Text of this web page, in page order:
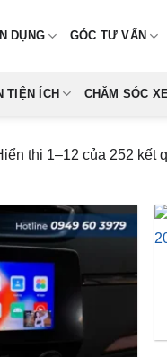
DỤNG GÓC TƯ VẤN
TIỆN ÍCH CHĂM SÓC
thị 1–12 của 252 kết